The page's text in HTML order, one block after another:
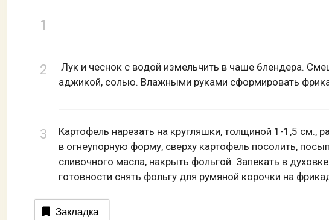
Лук и чеснок с водой измельчить в чаше блендера.
аджикой, солью. Влажными руками сформировать
Картофель нарезать на кругляшки, толщиной 1-1,5 см.,
в огнеупорную форму, сверху картофель посолить,
сливочного масла, накрыть фольгой. Запекать в
готовности снять фольгу для румяной корочки на
Закладка